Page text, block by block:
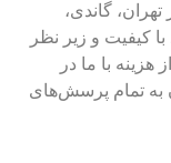
تهران، گاندی،
کیفیت و زیر نظر
با ما در
به تمام پرسش‌های